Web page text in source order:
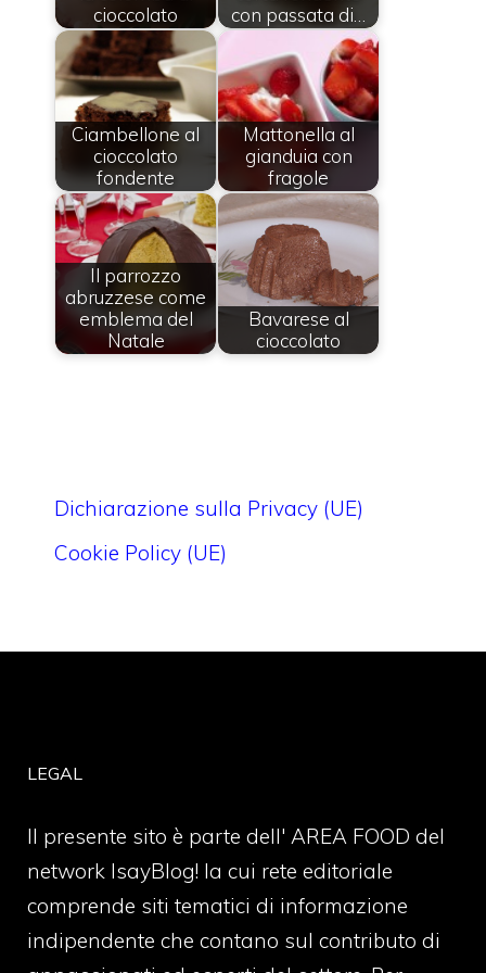
cioccolato
con passata di…
Ciambellone al
cioccolato
fondente
Mattonella al
gianduia con
fragole
Il parrozzo
abruzzese come
emblema del
Natale
Bavarese al
cioccolato
Dichiarazione sulla Privacy (UE)
Cookie Policy (UE)
LEGAL
Il presente sito è parte dell' AREA FOOD del
network IsayBlog! la cui rete editoriale
comprende siti tematici di informazione
indipendente che contano sul contributo di